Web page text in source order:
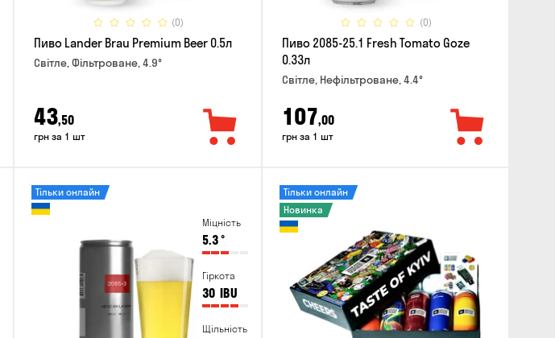
(0)
Пиво Lander Brau Premium Beer 0.5л
Світле, Фільтроване, 4.9°
43,50
грн за 1 шт
(0)
Пиво 2085-25.1 Fresh Tomato Goze
0.33л
Світле, Нефільтроване, 4.4°
107,00
грн за 1 шт
Міцність
5.3°
Гіркота
30 IBU
Щільність
Тільки онлайн
Тільки онлайн
Новинка